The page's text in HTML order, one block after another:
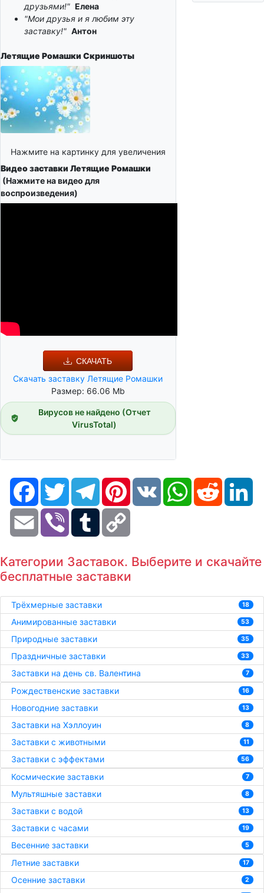
друзьями!" Елена
"Мои друзья и я любим эту
заставку!" Антон
Летящие Ромашки Скриншоты
Нажмите на картинку для увеличения
Видео заставки Летящие Ромашки
(Нажмите на видео для
воспроизведения)
СКАЧАТЬ
Скачать заставку Летящие Ромашки
Размер: 66.06 Mb
Вирусов не найдено (Отчет
VirusTotal)
FacebookTwitter TelegramPinterestVK WhatsAppReddit
Email Viber Tumblr
Категории Заставок. Выберите и скачайте
бесплатные заставки
Трёхмерные заставки 18
Анимированные заставки 53
Природные заставки 35
Праздничные заставки 33
Заставки на день св. Валентина 7
Рождественские заставки 16
Новогодние заставки 13
Заставки на Хэллоуин 8
Заставки с животными 11
Заставки с эффектами 56
Космические заставки 7
Мультяшные заставки 8
Заставки с водой 13
Заставки с часами 19
Весенние заставки 5
Летние заставки 17
Осенние заставки 2